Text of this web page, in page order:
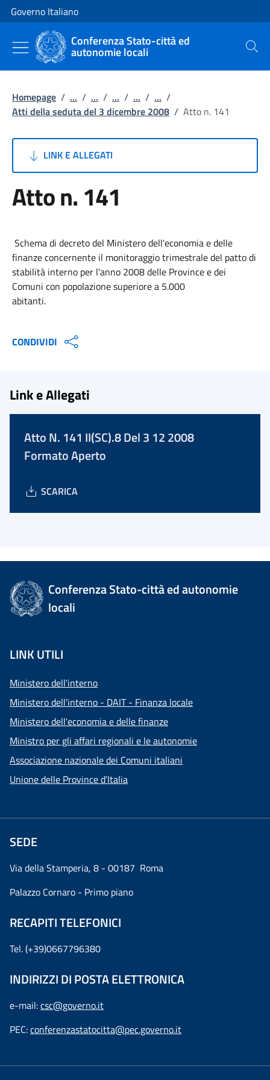
Vai al contenuto
Vai alla navigazione del sito
Governo Italiano
Conferenza Stato-città ed
autonomie locali Cerca
Homepage / ... / ... / ... / ... / ... /
Atti della seduta del 3 dicembre 2008 / Atto n. 141
LINK E ALLEGATI
Atto n. 141
Schema di decreto del Ministero dell'economia e delle
finanze concernente il monitoraggio trimestrale del patto di
stabilità interno per l'anno 2008 delle Province e dei
Comuni con popolazione superiore a 5.000
abitanti.
CONDIVIDI
Link e Allegati
Atto N. 141 II(SC).8 Del 3 12 2008
Formato Aperto
SCARICA
Conferenza Stato-città ed autonomie
locali
LINK UTILI
Ministero dell'interno
Ministero dell'interno - DAIT - Finanza locale
Ministero dell'economia e delle finanze
Ministro per gli affari regionali e le autonomie
Associazione nazionale dei Comuni italiani
Unione delle Province d'Italia
SEDE
Via della Stamperia, 8 - 00187 Roma
Palazzo Cornaro - Primo piano
RECAPITI TELEFONICI
Tel. (+39)0667796380
INDIRIZZI DI POSTA ELETTRONICA
e-mail:csc@governo.it
PEC:conferenzastatocitta@pec.governo.it